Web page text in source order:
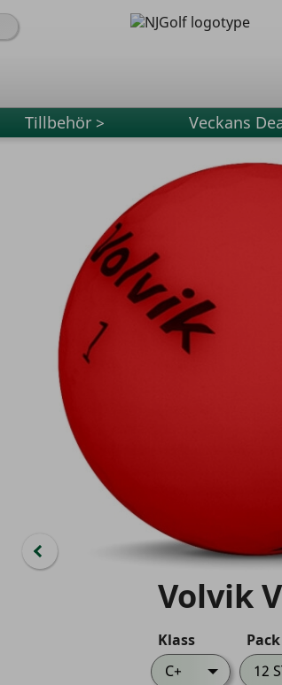
Tillbehör > Veckans
Volvik
Klass
C+
Pack
12